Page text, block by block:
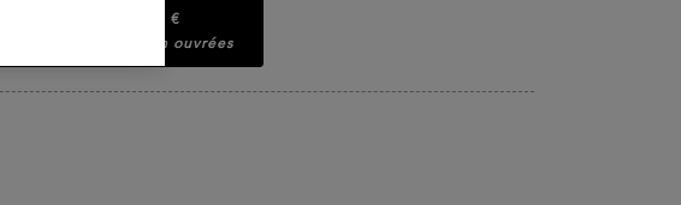
19,00 €
Livre expédié sous 24h ouvrées